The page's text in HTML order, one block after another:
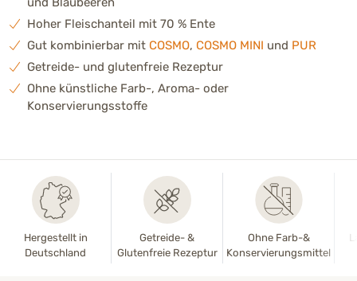
Hoher Fleischanteil mit 70 % Ente
Gut kombinierbar mit COSMO, COSMO MINI und PUR
Getreide- und glutenfreie Rezeptur
Ohne künstliche Farb-, Aroma- oder
Konservierungsstoffe
Hergestellt in
Deutschland
Getreide- &
Glutenfreie Rezeptur
Ohne Farb-&
Konservierungsmittel